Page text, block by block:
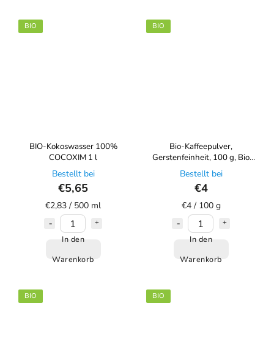
BIO
BIO-Kokoswasser 100%
COCOXIM 1 l
Bestellt bei
€5,65
€2,83 / 500 ml
In den
Warenkorb
BIO
Bio-Kaffeepulver,
Gerstenfeinheit, 100 g, Bio
Nebio
Bestellt bei
€4
€4 / 100 g
In den
Warenkorb
BIO BIO